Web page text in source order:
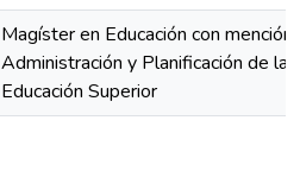
Magíster en Educación con mención
Administración y Planificación de la
Educación Superior